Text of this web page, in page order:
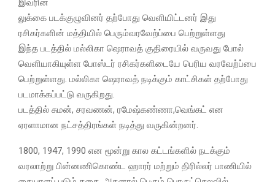
லுக்கை படக்குழுவினர் தற்போது வெளியிட்டனர் இது
ரசிகர்களின் மத்தியில் பெரும்வரவேற்ப்பை பெற்றுள்ளது
இந்த படத்தில் மல்லிகா ஷெராவத் குதிரையில் வருவது போல்
வெளியாகியுள்ள போஸ்டர் ரசிகர்களிடையே பெரிய வரவேற்ப்பை
பெற்றுள்ளது. மல்லிகா ஷெராவத் நடிக்கும் காட்சிகள் தற்போது
படமாக்கப்பட்டு வருகிறது.
படத்தில் சுமன், சரவணன், ரமேஷ்கண்ணா,வெங்கட் என
ஏரளாமான நட்சத்திரங்கள் நடித்து வருகின்றனர்.
1800, 1947, 1990 என மூன்று கால கட்டங்களில் நடக்கும்
வரலாற்று பின்னணிகொண்ட ஹாரர் மற்றும் திரில்லர் பாணியில்